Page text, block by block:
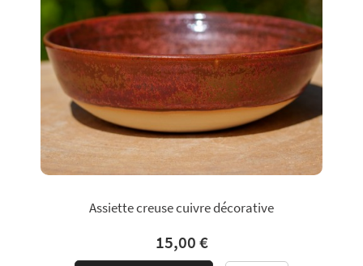
Assiette creuse cuivre décorative
15,00 €